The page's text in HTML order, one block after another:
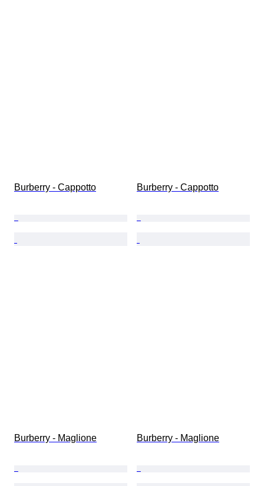
Burberry - Cappotto Burberry - Cappotto
Burberry - Maglione Burberry - Maglione